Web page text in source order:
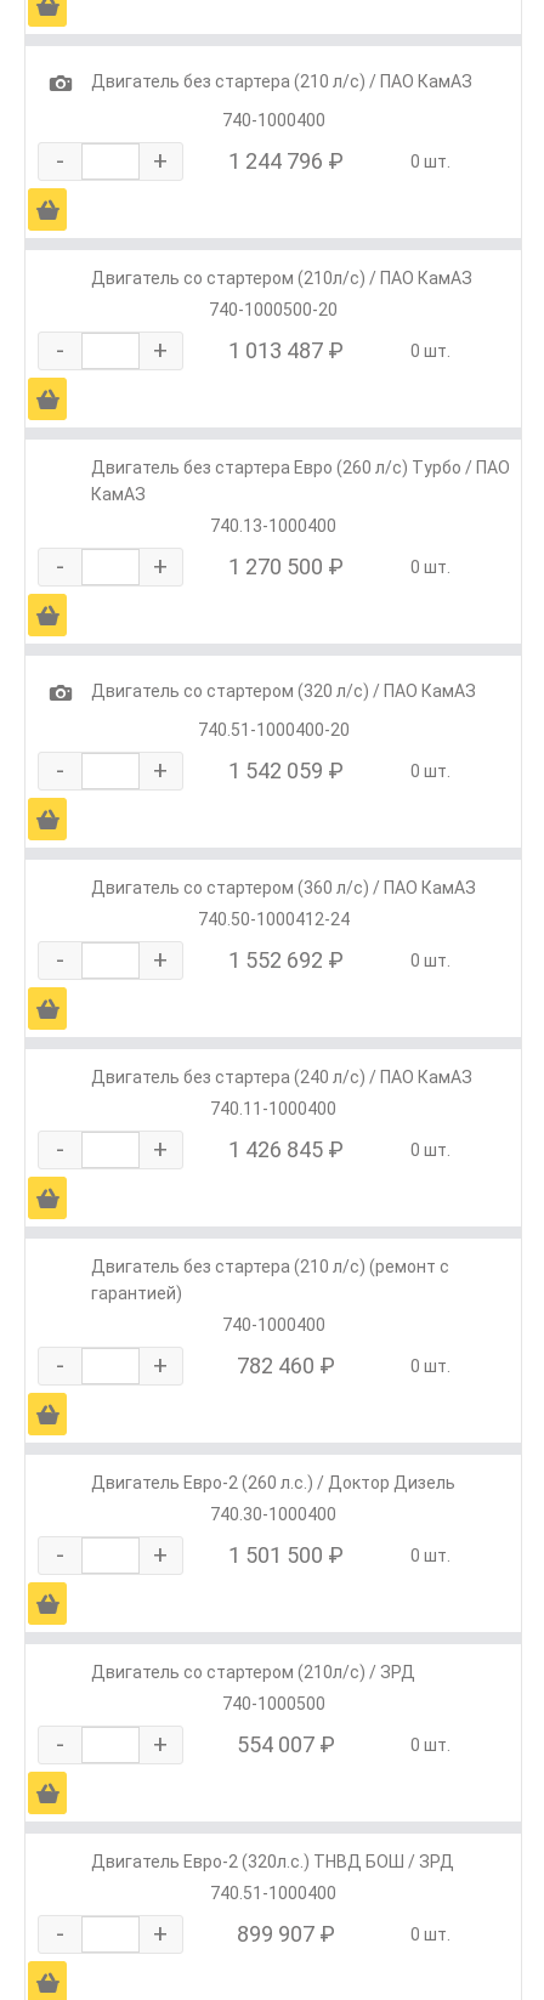
1
Двигатель без стартера (210 л/с) / ПАО КамАЗ
740-1000400
- + 1 244 796 ₽ 0 шт.
Ä
Двигатель со стартером (210л/с) / ПАО КамАЗ
740-1000500-20
- + 1 013 487 ₽ 0 шт.
Ä
Двигатель без стартера Евро (260 л/с) Турбо / ПАО
КамАЗ
740.13-1000400
- + 1 270 500 ₽ 0 шт.
Ä
1
Двигатель со стартером (320 л/с) / ПАО КамАЗ
740.51-1000400-20
- + 1 542 059 ₽ 0 шт.
Ä
Двигатель со стартером (360 л/с) / ПАО КамАЗ
740.50-1000412-24
- + 1 552 692 ₽ 0 шт.
Ä
Двигатель без стартера (240 л/с) / ПАО КамАЗ
740.11-1000400
- + 1 426 845 ₽ 0 шт.
Ä
Двигатель без стартера (210 л/с) (ремонт с
гарантией)
740-1000400
- + 782 460 ₽ 0 шт.
Ä
Двигатель Евро-2 (260 л.с.) / Доктор Дизель
740.30-1000400
- + 1 501 500 ₽ 0 шт.
Ä
Двигатель со стартером (210л/с) / ЗРД
740-1000500
- + 554 007 ₽ 0 шт.
Ä
Двигатель Евро-2 (320л.с.) ТНВД БОШ / ЗРД
740.51-1000400
- + 899 907 ₽ 0 шт.
Ä